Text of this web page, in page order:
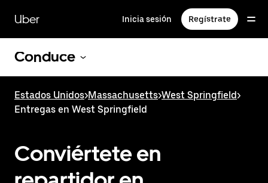
contenido
principal
Uber Inicia sesión Regístrate
Conduce
Estados Unidos>Massachusetts>West Springfield>
Entregas en West Springfield
Conviértete en